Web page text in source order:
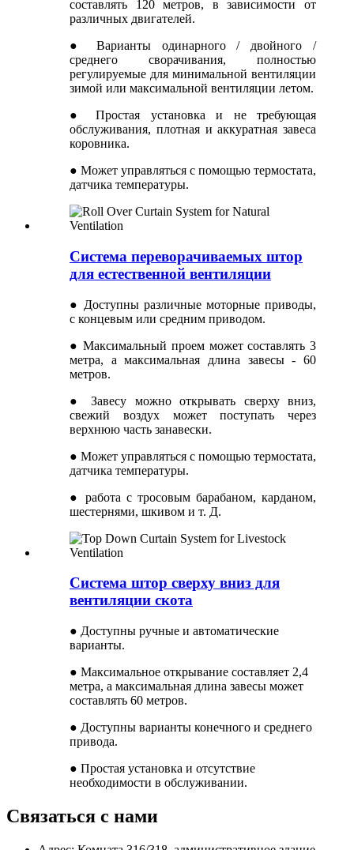
составлять 120 метров, в зависимости от
различных двигателей.
● Варианты одинарного / двойного /
среднего сворачивания, полностью
регулируемые для минимальной вентиляции
зимой или максимальной вентиляции летом.
● Простая установка и не требующая
обслуживания, плотная и аккуратная завеса
коровника.
● Может управляться с помощью термостата,
датчика температуры.
Система переворачиваемых штор
для естественной вентиляции
● Доступны различные моторные приводы,
с концевым или средним приводом.
● Максимальный проем может составлять 3
метра, а максимальная длина завесы - 60
метров.
● Завесу можно открывать сверху вниз,
свежий воздух может поступать через
верхнюю часть занавески.
● Может управляться с помощью термостата,
датчика температуры.
● работа с тросовым барабаном, карданом,
шестернями, шкивом и т. Д.
Система штор сверху вниз для
вентиляции скота
● Доступны ручные и автоматические
варианты.
● Максимальное открывание составляет 2,4
метра, а максимальная длина завесы может
составлять 60 метров.
● Доступны варианты конечного и среднего
привода.
● Простая установка и отсутствие
необходимости в обслуживании.
Связаться с нами